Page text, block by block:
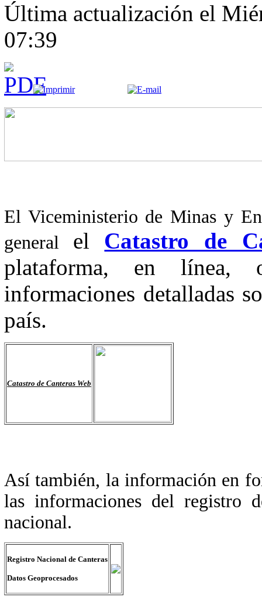
Última actualización el
07:39
El Viceministerio de Minas y
general el Catastro de
plataforma, en línea,
informaciones detalladas
país.
Catastro de Canteras Web
Así también, la información en
las informaciones del registro
nacional.
Registro Nacional de Canteras
Datos Geoprocesados